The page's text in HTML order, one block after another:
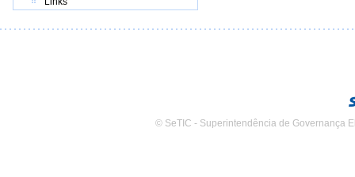
© SeTIC - Superintendência de Governança